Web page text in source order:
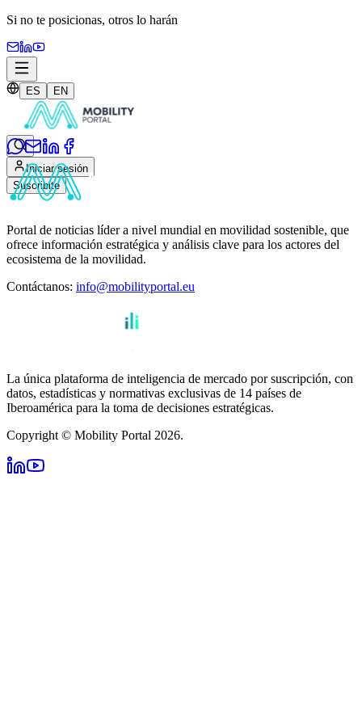
Si no te posicionas, otros lo harán
ES EN
Iniciar sesión
Suscribite
Portal de noticias líder a nivel mundial en movilidad sostenible, que
ofrece información estratégica y análisis clave para los actores del
ecosistema de la movilidad.
Contáctanos: info@mobilityportal.eu
La única plataforma de inteligencia de mercado por suscripción, con
datos, estadísticas y normativas exclusivas de 14 países de
Iberoamérica para la toma de decisiones estratégicas.
Copyright © Mobility Portal 2026.